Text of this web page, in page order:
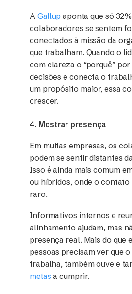
A Gallup aponta que só
colaboradores se sentem
conectados à missão da
que trabalham. Quando o
com clareza o “porquê”
decisões e conecta o
um propósito maior, essa
crescer.
4. Mostrar presença
Em muitas empresas, os
podem se sentir distantes
Isso é ainda mais comum
ou híbridos, onde o contato
raro.
Informativos internos e
alinhamento ajudam, mas
presença real. Mais do que
pessoas precisam ver que
trabalha, também ouve e
metas a cumprir.